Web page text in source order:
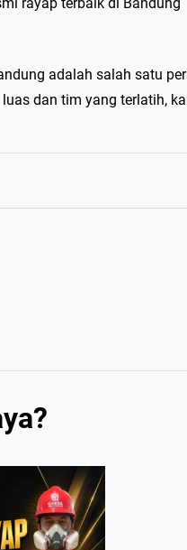
adalah salah satu
dan tim yang terlatih,